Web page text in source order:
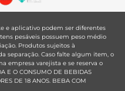
e aplicativo podem ser diferentes
pesáveis possuem peso médio
Produtos sujeitos à
separação. Caso falte algum item, o
empresa varejista e se reserva o
E O CONSUMO DE BEBIDAS
DE 18 ANOS. BEBA COM